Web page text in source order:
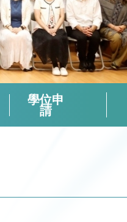
學位申
請